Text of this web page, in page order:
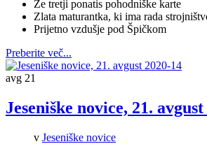
Že tretji ponatis pohodniške karte
Zlata maturantka, ki ima rada
Prijetno vzdušje pod Špičkom
Preberite več...
avg 21
Jeseniške novice, 21.
v Jeseniške novice